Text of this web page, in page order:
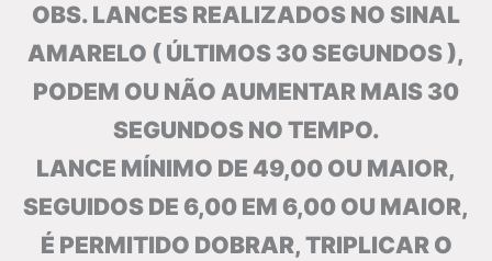
OBS. LANCES REALIZADOS NO SINAL
AMARELO ( ÚLTIMOS 30 SEGUNDOS ),
PODEM OU NÃO AUMENTAR MAIS 30
SEGUNDOS NO TEMPO.
LANCE MÍNIMO DE 49,00 OU MAIOR,
SEGUIDOS DE 6,00 EM 6,00 OU MAIOR,
É PERMITIDO DOBRAR, TRIPLICAR O